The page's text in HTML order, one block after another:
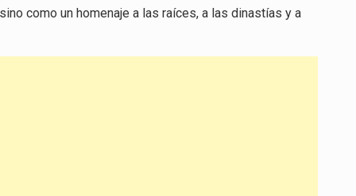
como un homenaje a las raíces, a las dinastías y a